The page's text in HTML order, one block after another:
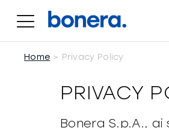
contenuto
Home Privacy Policy
PRIVACY
Bonera S.p.A.,